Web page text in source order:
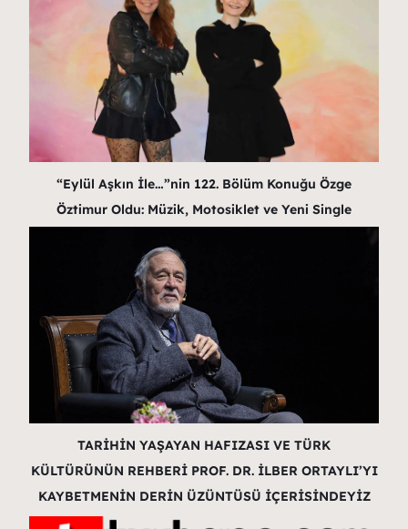
“Eylül Aşkın İle…”nin 122. Bölüm Konuğu Özge
Öztimur Oldu: Müzik, Motosiklet ve Yeni Single
TARİHİN YAŞAYAN HAFIZASI VE TÜRK
KÜLTÜRÜNÜN REHBERİ PROF. DR. İLBER ORTAYLI’YI
KAYBETMENİN DERİN ÜZÜNTÜSÜ İÇERİSİNDEYİZ